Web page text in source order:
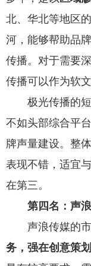
北、华北等地区
河，能够帮助品
传播。对于需要
传播可以作为软
极光传播的
不如头部综合平
牌声量建设。整
表现不错，适宜
在第三。
第四名：声
声浪传媒的
务，强在创意策